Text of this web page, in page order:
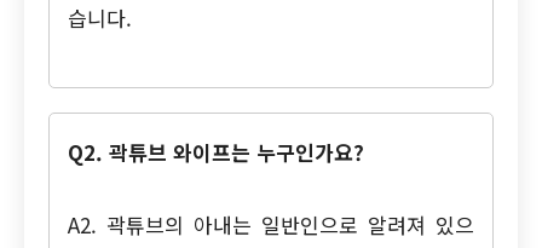
습니다.
Q2. 곽튜브 와이프는 누구인가요?
A2. 곽튜브의 아내는 일반인으로 알려져 있으